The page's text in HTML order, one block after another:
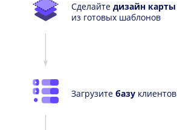
Сделайте дизайн карты
из готовых шаблонов
Загрузите базуклиентов